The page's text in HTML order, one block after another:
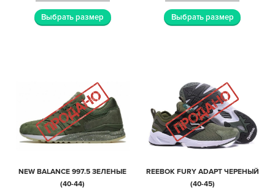
Выбрать размер Выбрать размер
NEW BALANCE 997.5 ЗЕЛЕНЫЕ
(40-44)
REEBOK FURY ADAPT ЧЕРЕНЫЙ
(40-45)